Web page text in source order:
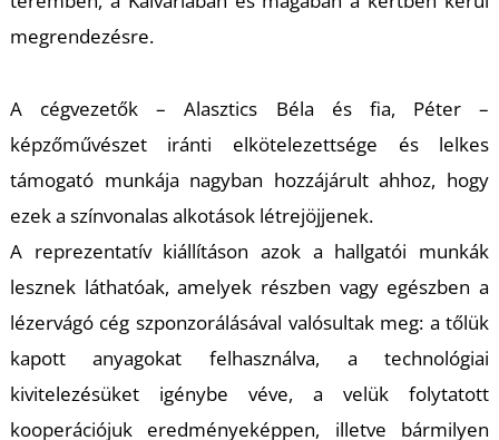
megrendezésre.
A cégvezetők – Alasztics Béla és fia, Péter –
képzőművészet iránti elkötelezettsége és lelkes
támogató munkája nagyban hozzájárult ahhoz, hogy
ezek a színvonalas alkotások létrejöjjenek.
A reprezentatív kiállításon azok a hallgatói munkák
lesznek láthatóak, amelyek részben vagy egészben a
lézervágó cég szponzorálásával valósultak meg: a tőlük
kapott anyagokat felhasználva, a technológiai
kivitelezésüket igénybe véve, a velük folytatott
kooperációjuk eredményeképpen, illetve bármilyen